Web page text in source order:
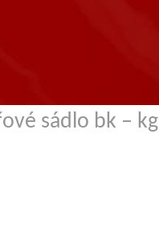
sádlo bk – kg